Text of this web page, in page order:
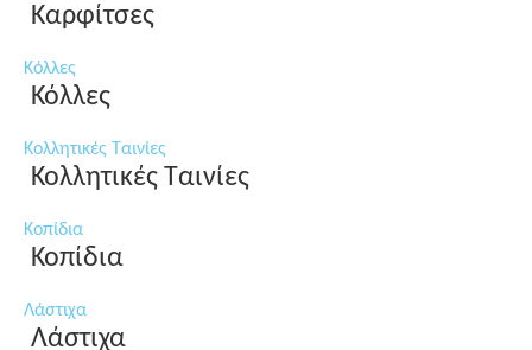
Καρφίτσες
Κόλλες
Κόλλες
Κολλητικές Ταινίες
Κολλητικές Ταινίες
Κοπίδια
Κοπίδια
Λάστιχα
Λάστιχα